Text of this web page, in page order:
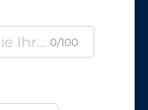
0/100